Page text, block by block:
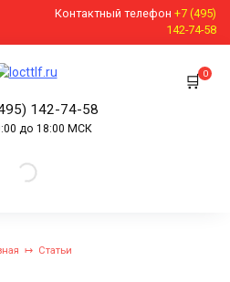
Контактный телефон +7 (495)
142-74-58
142-74-58
до 18:00 МСК
0
Статьи